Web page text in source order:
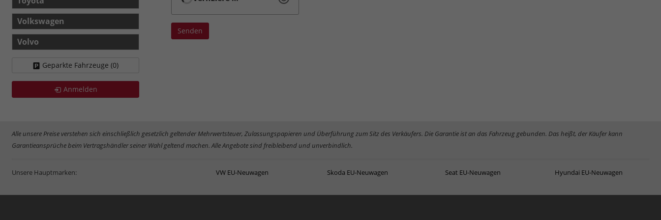
Senden
Volkswagen
Volvo
Geparkte Fahrzeuge (0)
Anmelden
Alle unsere Preise verstehen sich einschließlich gesetzlich geltender Mehrwertsteuer, Zulassungspapieren und Überführung zum Sitz des Verkäufers. Die Garantie ist an das Fahrzeug gebunden. Das heißt, der Käufer kann
Garantieansprüche beim Vertragshändler seiner Wahl geltend machen. Alle Angebote sind freibleibend und unverbindlich.
Unsere Hauptmarken: VW EU-Neuwagen Skoda EU-Neuwagen Seat EU-Neuwagen Hyundai EU-Neuwagen